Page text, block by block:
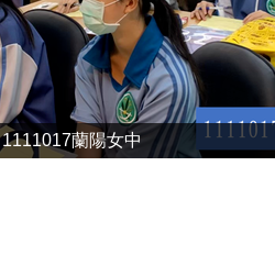
1111017蘭陽女中